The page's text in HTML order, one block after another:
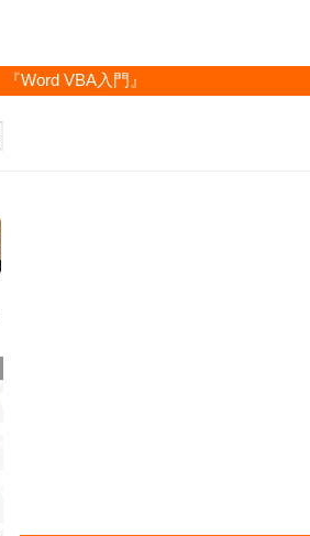
『Word VBA入門』